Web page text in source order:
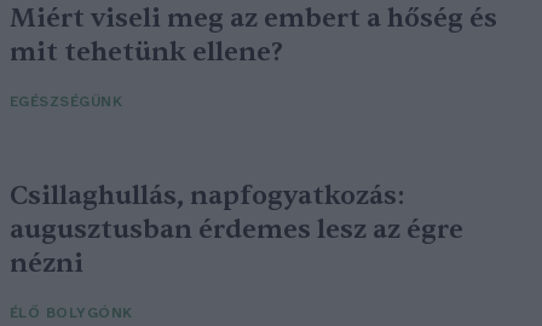
Miért viseli meg az embert a hőség és
mit tehetünk ellene?
EGÉSZSÉGÜNK
Csillaghullás, napfogyatkozás:
augusztusban érdemes lesz az égre
nézni
ÉLŐ BOLYGÓNK